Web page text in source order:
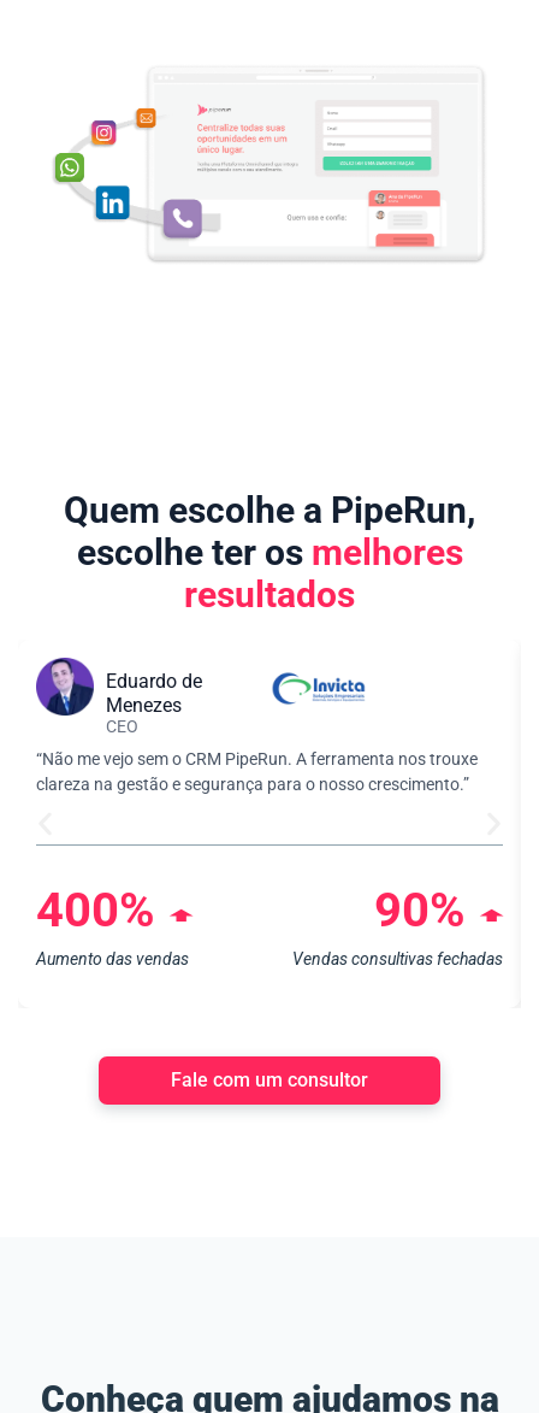
Quem escolhe a PipeRun,
escolhe ter os melhores
resultados
Eduardo de
Menezes
CEO
“Não me vejo sem o CRM PipeRun. A ferramenta nos trouxe
clareza na gestão e segurança para o nosso crescimento.”
400% ➧
Aumento das vendas
90% ➧
Vendas consultivas fechadas
Fale com um consultor
Conheça quem ajudamos na